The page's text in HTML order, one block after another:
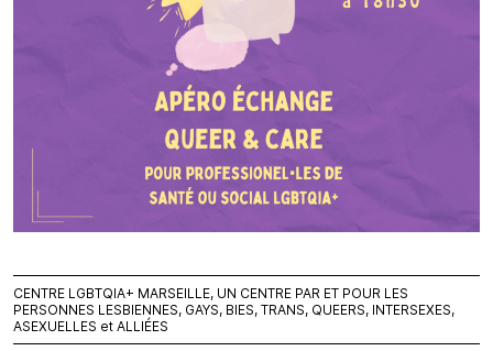
CENTRE LGBTQIA+ MARSEILLE, UN CENTRE PAR ET POUR LES
PERSONNES LESBIENNES, GAYS, BIES, TRANS, QUEERS, INTERSEXES,
ASEXUELLES et ALLIÉES